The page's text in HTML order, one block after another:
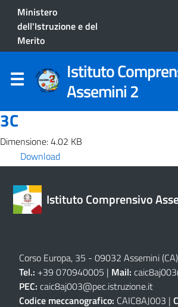
Ministero
dell'Istruzione e del
Merito
Istituto
Assemini 2
3C
Dimensione: 4.02 KB
Download
Istituto Comprensivo
Corso Europa, 35 - 09032 Assemini (CA)
Tel.: +39 070940005 | Mail:
PEC: caic8aj003@pec.istruzione.it
Codice meccanografico: CAIC8AJ003 |